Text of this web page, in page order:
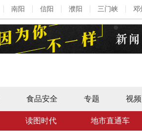
南阳 信阳 濮阳 三门峡 邓
食品安全 专题 视频
读图时代 地市直通车